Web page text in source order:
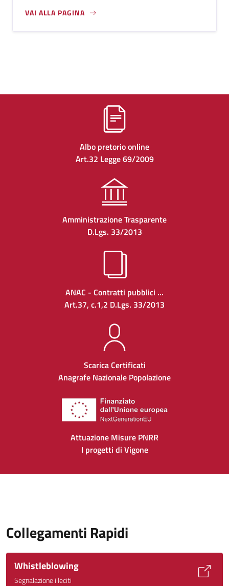
VAI ALLA PAGINA
Albo pretorio online
Art.32 Legge 69/2009
Amministrazione Trasparente
D.Lgs. 33/2013
ANAC - Contratti pubblici ...
Art.37, c.1,2 D.Lgs. 33/2013
Scarica Certificati
Anagrafe Nazionale Popolazione
Attuazione Misure PNRR
I progetti di Vigone
Collegamenti Rapidi
Whistleblowing
Segnalazione illeciti